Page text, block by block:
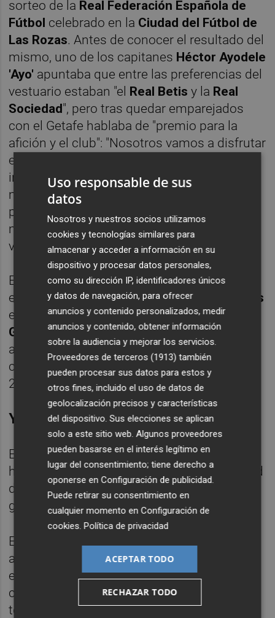
sorteo de la Real Federación Española de
Fútbol celebrado en la Ciudad del Fútbol de
Las Rozas. Antes de conocer el resultado del
mismo, uno de los capitanes Héctor Ayodele
'Ayo' apuntaba que entre las preferencias del
vestuario estaban "el Real Betisy la Real
Sociedad", pero tras quedar emparejados
con el Getafe hablaba de "premio para la
afición y el club": "Nosotros vamos a disfrutar
esta eliminatoria e intentar competir para
intentar dar la sorpresa", aseguraba el
mediocentro de un Orihuela que eliminó en
primera ronda al
Langreo
y atraviesa su
mejor momento de la temporada con cinco
victorias en el último mes de competición.
El conjunto alicantino ya sabe lo que es
enfrentarse a un equipo deLaLiga EA Sports
en Copa del Rey. Hace un año lo hizo con el
Girona(2-5), mientras que en 2020 se midió
al
Villarreal, adversario al que llegó a poner
contra las cuerdas también en Los Arcos (1-
2).
Yeclano-Elche
El emparejamiento del Elche con el Yeclano
ha sido valorado positivamente en la entidad
del
Martínez Valeropor la proximidad
geográfica.
El rival de los franjiverdes ocupa
actualmente plaza de'play-off' de ascenso
en el grupo 2 dePrimera Federación
cruzó con el Elche en laedición 2019/20
torneo del 'ko': también fue en segunda
Uso responsable de sus
datos
Nosotros y nuestros socios utilizamos
cookies y tecnologías similares para
almacenar y acceder a información en su
dispositivo y procesar datos personales,
como su dirección IP, identificadores únicos
y datos de navegación, para ofrecer
anuncios y contenido personalizados, medir
anuncios y contenido, obtener información
sobre la audiencia y mejorar los servicios.
Proveedores de terceros (1913) también
pueden procesar sus datos para estos y
otros fines, incluido el uso de datos de
geolocalización precisos y características
del dispositivo. Sus elecciones se aplican
solo a este sitio web. Algunos proveedores
pueden basarse en el interés legítimo en
lugar del consentimiento; tiene derecho a
oponerse enConfiguración de publicidad.
Puede retirar su consentimiento en
cualquier momento enConfiguración de
cookies.Política de privacidad
ACEPTAR TODO
RECHAZAR TODO